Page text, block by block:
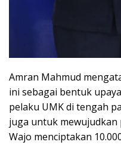
Amran Mahmud
ini sebagai bentuk
pelaku UMK di tengah
juga untuk
Wajo menciptakan